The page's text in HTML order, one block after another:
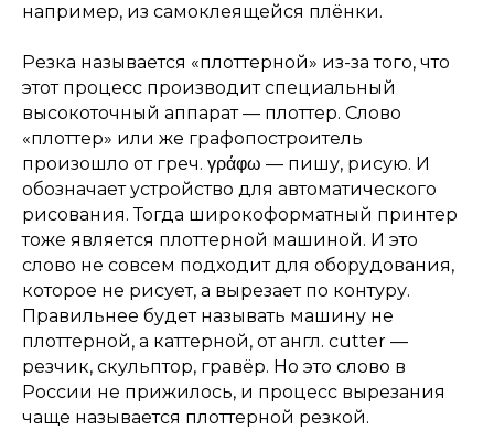
например, из самоклеящейся плёнки.
Резка называется «плоттерной» из-за того, что
этот процесс производит специальный
высокоточный аппарат — плоттер. Слово
«плоттер» или же графопостроитель
произошло от греч. γράφω — пишу, рисую. И
обозначает устройство для автоматического
рисования. Тогда широкоформатный принтер
тоже является плоттерной машиной. И это
слово не совсем подходит для оборудования,
которое не рисует, а вырезает по контуру.
Правильнее будет называть машину не
плоттерной, а каттерной, от англ. cutter —
резчик, скульптор, гравёр. Но это слово в
России не прижилось, и процесс вырезания
чаще называется плоттерной резкой.